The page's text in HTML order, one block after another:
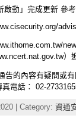
啟動」完成更新 參
告的內容有疑問或
真電話： 02-
| Category: 資通